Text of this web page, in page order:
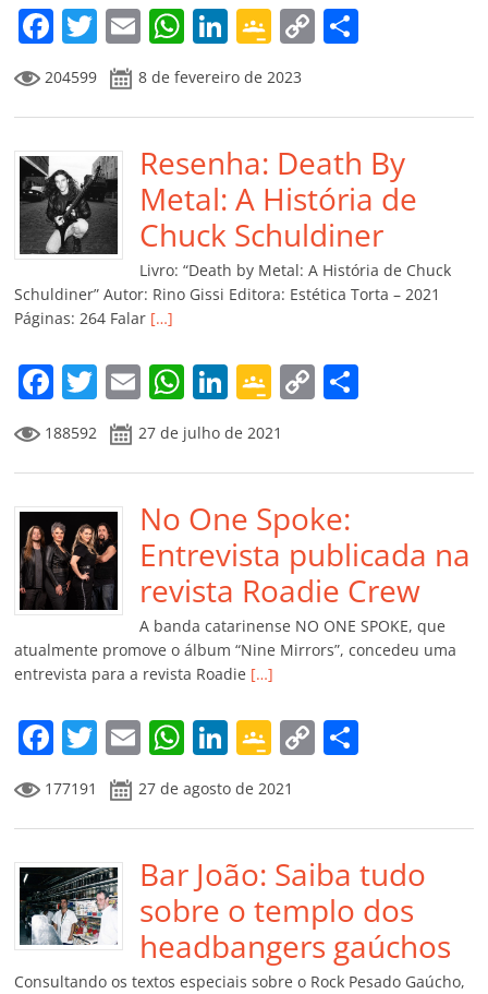
F
a
c
e
b
o
o
k
T
w
itt
er
E
m
ai
l
W
at
s
A
p
p
Li
k
e
dI
n
G
o
o
gl
e
Cl
a
ss
ro
m
C
y
Li
n
k
p
ar
til
h
ar
204599 8 de fevereiro de 2023
Resenha: Death By
Metal: A História de
Chuck Schuldiner
Livro: “Death by Metal: A História de Chuck
Schuldiner” Autor: Rino Gissi Editora: Estética Torta – 2021
Páginas: 264 Falar […]
F
a
c
e
b
o
o
k
T
w
itt
er
E
m
ai
l
W
h
at
s
A
p
p
Li
n
k
e
dI
n
G
o
o
gl
e
Cl
a
ss
ro
o
m
C
y
Li
n
k
p
til
h
ar
188592 27 de julho de 2021
No One Spoke:
Entrevista publicada na
revista Roadie Crew
A banda catarinense NO ONE SPOKE, que
atualmente promove o álbum “Nine Mirrors”, concedeu uma
entrevista para a revista Roadie […]
F
a
c
e
b
o
o
k
T
w
itt
er
E
m
ai
l
W
at
s
A
p
p
Li
n
k
e
dI
n
G
o
o
gl
e
Cl
a
ss
C
y
Li
n
k
p
ar
til
h
ar
177191 27 de agosto de 2021
Bar João: Saiba tudo
sobre o templo dos
headbangers gaúchos
Consultando os textos especiais sobre o Rock Pesado Gaúcho,